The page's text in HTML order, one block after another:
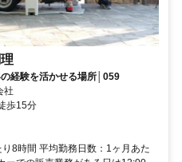
経験を活かせる場所│059
社
歩15分
8時間 平均勤務日数：1ヶ月あた